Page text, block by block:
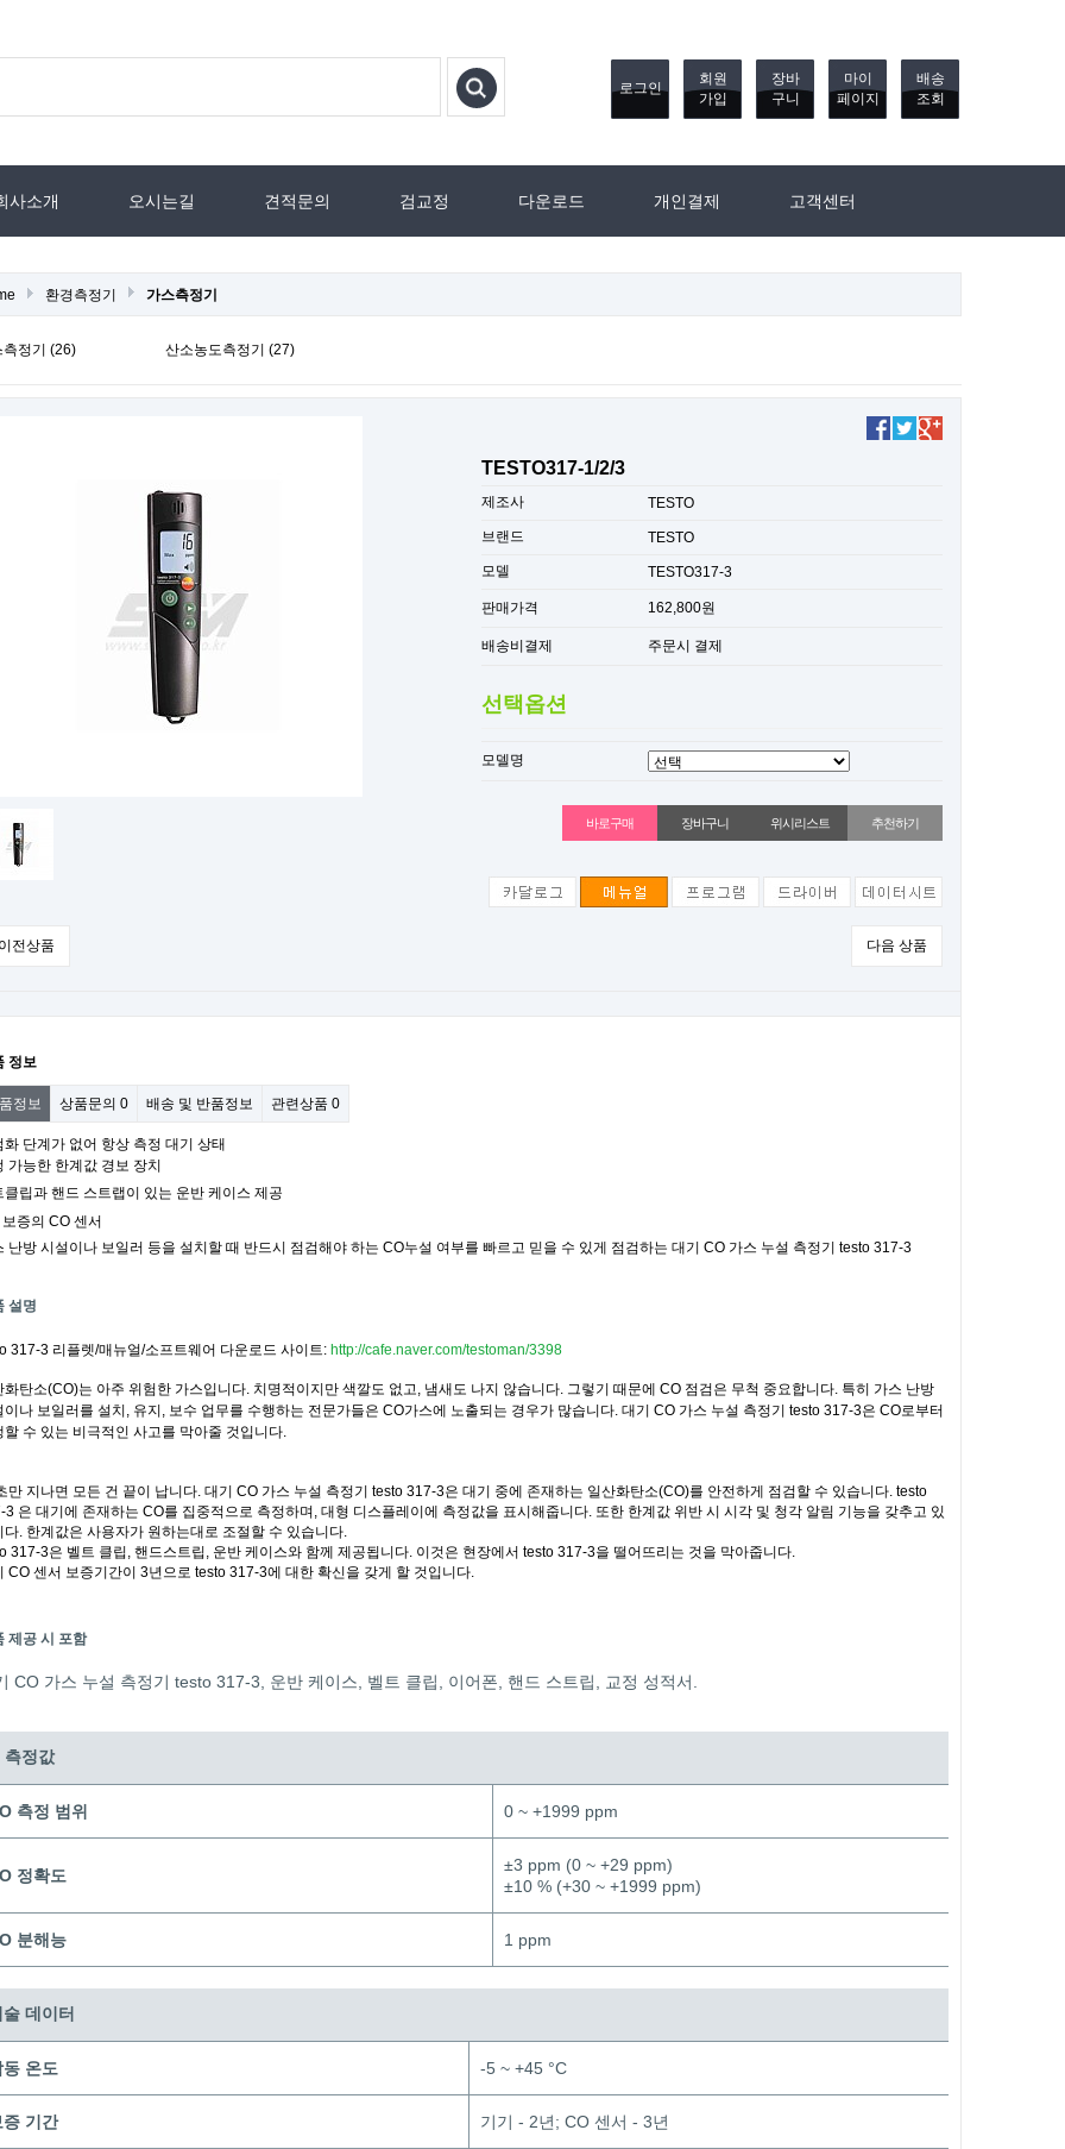
로그인
회원
가입
장바
구니
마이
페이지
배송
조회
사소개 오시는길 견적문의 검교정 다운로드 개인결제 고객센터
환경측정기 가스측정기
측정기 (26) 산소농도측정기 (27)
TESTO317-1/2/3
제조사
TESTO
브랜드
TESTO
모델
TESTO317-3
판매가격 162,800원
배송비결제 주문시 결제
선택옵션
모델명
위시리스트 추천하기
전상품 다음 상품
정보
정보 상품문의 0 배송 및 반품정보 관련상품 0
화 단계가 없어 항상 측정 대기 상태
가능한 한계값 경보 장치
클립과 핸드 스트랩이 있는 운반 케이스 제공
증의 CO 센서
난방 시설이나 보일러 등을 설치할 때 반드시 점검해야 하는 CO누설 여부를 빠르고 믿을 수 있게 점검하는 대기 CO 가스 누설 측정기 testo 317-3
설명
317-3 리플렛/매뉴얼/소프트웨어 다운로드 사이트: http://cafe.naver.com/testoman/3398
화탄소(CO)는 아주 위험한 가스입니다. 치명적이지만 색깔도 없고, 냄새도 나지 않습니다. 그렇기 때문에 CO 점검은 무척 중요합니다. 특히 가스 난방
이나 보일러를 설치, 유지, 보수 업무를 수행하는 전문가들은 CO가스에 노출되는 경우가 많습니다. 대기 CO 가스 누설 측정기 testo 317-3은 CO로부터
할 수 있는 비극적인 사고를 막아줄 것입니다.
만 지나면 모든 건 끝이 납니다. 대기 CO 가스 누설 측정기 testo 317-3은 대기 중에 존재하는 일산화탄소(CO)를 안전하게 점검할 수 있습니다. testo
3 은 대기에 존재하는 CO를 집중적으로 측정하며, 대형 디스플레이에 측정값을 표시해줍니다. 또한 한계값 위반 시 시각 및 청각 알림 기능을 갖추고 있
다. 한계값은 사용자가 원하는대로 조절할 수 있습니다.
317-3은 벨트 클립, 핸드스트립, 운반 케이스와 함께 제공됩니다. 이것은 현장에서 testo 317-3을 떨어뜨리는 것을 막아줍니다.
CO 센서 보증기간이 3년으로 testo 317-3에 대한 확신을 갖게 할 것입니다.
제공 시 포함
CO 가스 누설 측정기 testo 317-3, 운반 케이스, 벨트 클립, 이어폰, 핸드 스트립, 교정 성적서.
측정값
측정 범위 0 ~ +1999 ppm
정확도
±3 ppm (0 ~ +29 ppm)
±10 % (+30 ~ +1999 ppm)
분해능 1 ppm
데이터
동 온도 -5 ~ +45 °C
증 기간 기기 - 2년; CO 센서 - 3년